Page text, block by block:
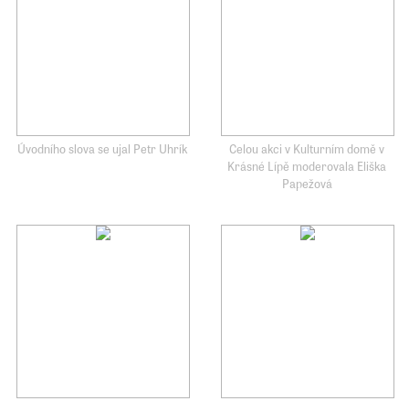
Úvodního slova se ujal Petr Uhrík
Celou akci v Kulturním domě v
Krásné Lípě moderovala Eliška
Papežová